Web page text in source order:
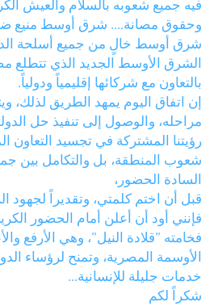
فيه جميع شعوبه بالسلام والعيش
وحقوق مصانة.... شرق أوسط منيع
شرق أوسط خالٍ من جميع أسلحة
الشرق الأوسط الجديد الذي تتطلع
بالتعاون مع شركائها إقليمياً ودولياً.
إن اتفاق اليوم يمهد الطريق لذلك،
مراحله، والوصول إلى تنفيذ حل
رؤيتنا المشتركة في تجسيد التعاون
شعوب المنطقة، بل والتكامل بين
السادة الحضور،
قبل أن اختم كلمتي، وتقديراً لجهود
فإنني أود أن أعلن أمام الحضور
فخامته "قلادة النيل"، وهي الأرفع
الأوسمة المصرية، وتمنح لرؤساء
خدمات جليلة للإنسانية...
شكراً لكم